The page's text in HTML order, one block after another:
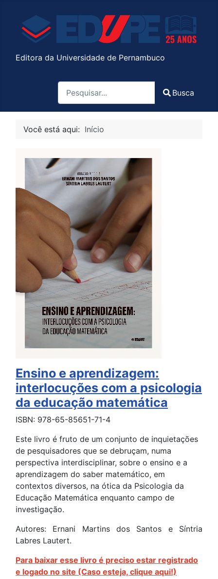
Editora da Universidade de Pernambuco
Busca
Você está aqui: Início
Ensino e aprendizagem:
interlocuções com a psicologia
da educação matemática
ISBN: 978-65-85651-71-4
Este livro é fruto de um conjunto de inquietações
de pesquisadores que se debruçam, numa
perspectiva interdisciplinar, sobre o ensino e a
aprendizagem do saber matemático, em
contextos diversos, na ótica da Psicologia da
Educação Matemática enquanto campo de
investigação.
Autores: Ernani Martins dos Santos e Síntria
Labres Lautert.
Para baixar esse livro é preciso estar registrado
e logado no site (Caso esteja, clique aqui!)